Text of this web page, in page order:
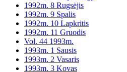
1992m. 8 Rugsėjis
1992m. 9 Spalis
1992m. 10 Lapkritis
1992m. 11 Gruodis
Vol. 44 1993m.
1993m. 1 Sausis
1993m. 2 Vasaris
1993m. 3 Kovas